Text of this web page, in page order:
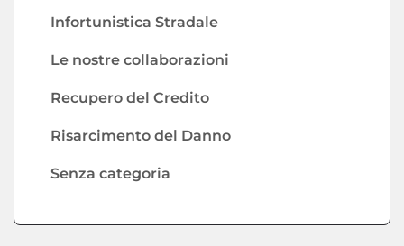
Infortunistica Stradale
Le nostre collaborazioni
Recupero del Credito
Risarcimento del Danno
Senza categoria